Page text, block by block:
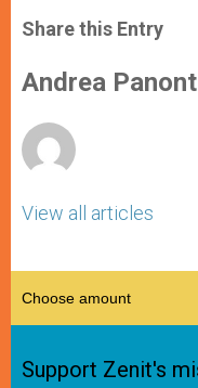
t
s
p
p
s
e
g
e
e
b
o
k
r
Share this Entry
Andrea Panont
View all articles